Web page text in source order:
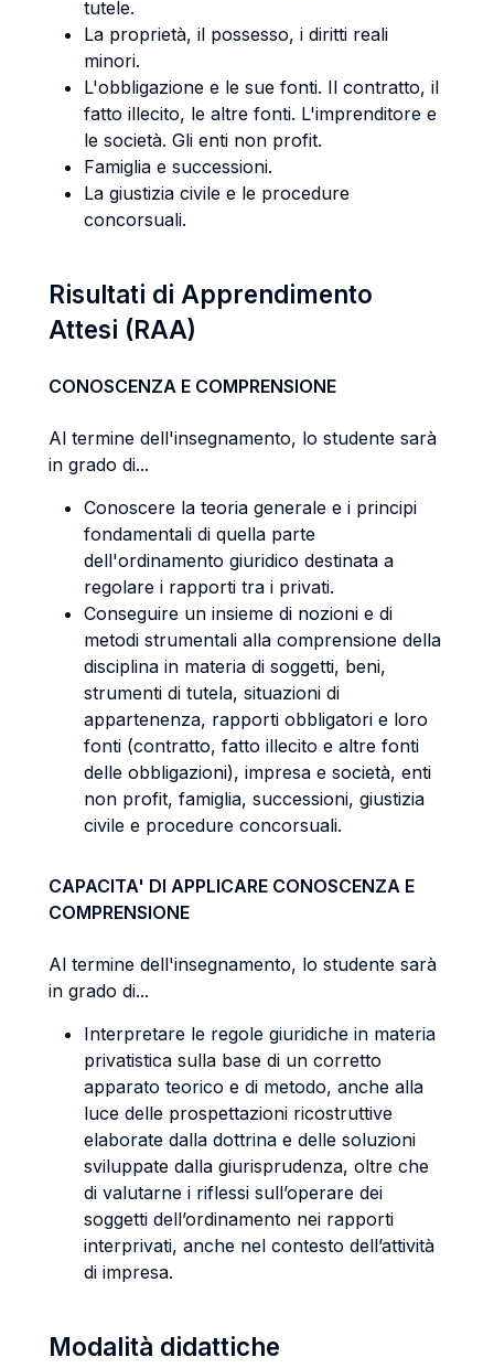
tutele.
La proprietà, il possesso, i diritti reali
minori.
L'obbligazione e le sue fonti. Il contratto, il
fatto illecito, le altre fonti. L'imprenditore e
le società. Gli enti non profit.
Famiglia e successioni.
La giustizia civile e le procedure
concorsuali.
Risultati di Apprendimento
Attesi (RAA)
CONOSCENZA E COMPRENSIONE
Al termine dell'insegnamento, lo studente sarà
in grado di...
Conoscere la teoria generale e i principi
fondamentali di quella parte
dell'ordinamento giuridico destinata a
regolare i rapporti tra i privati.
Conseguire un insieme di nozioni e di
metodi strumentali alla comprensione della
disciplina in materia di soggetti, beni,
strumenti di tutela, situazioni di
appartenenza, rapporti obbligatori e loro
fonti (contratto, fatto illecito e altre fonti
delle obbligazioni), impresa e società, enti
non profit, famiglia, successioni, giustizia
civile e procedure concorsuali.
CAPACITA' DI APPLICARE CONOSCENZA E
COMPRENSIONE
Al termine dell'insegnamento, lo studente sarà
in grado di...
Interpretare le regole giuridiche in materia
privatistica sulla base di un corretto
apparato teorico e di metodo, anche alla
luce delle prospettazioni ricostruttive
elaborate dalla dottrina e delle soluzioni
sviluppate dalla giurisprudenza, oltre che
di valutarne i riflessi sull’operare dei
soggetti dell’ordinamento nei rapporti
interprivati, anche nel contesto dell’attività
di impresa.
Modalità didattiche